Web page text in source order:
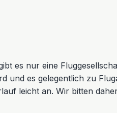
es nur eine
und es gelegentlich zu
leicht an. Wir bitten